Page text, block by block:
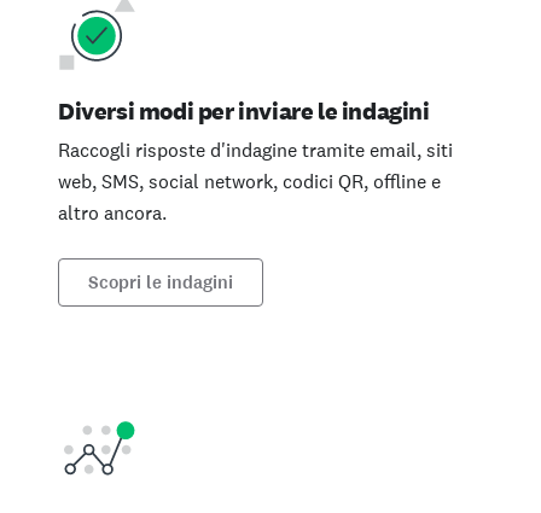
Diversi modi per inviare le indagini
Raccogli risposte d'indagine tramite email, siti
web, SMS, social network, codici QR, offline e
altro ancora.
Scopri le indagini